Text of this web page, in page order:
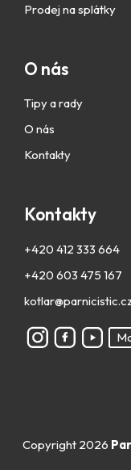
Prodej na splátky
O nás
Tipy a rady
O nás
Kontakty
Kontakty
+420 412 333 664
+420 603 475 167
Copyright 2026